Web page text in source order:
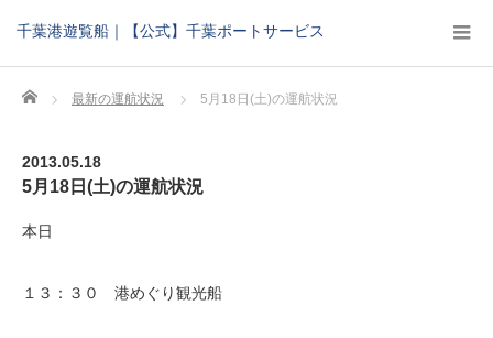
千葉港遊覧船｜【公式】千葉ポートサービス
Home 最新の運航状況 5月18日(土)の運航状況
2013.05.18
5月18日(土)の運航状況
本日
１３：３０ 港めぐり観光船